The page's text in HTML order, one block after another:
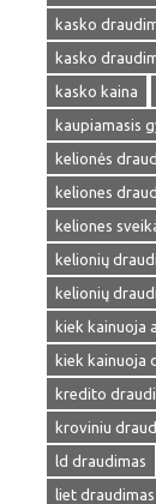
kasko
kasko
kasko kaina
kaupiamasis
kelionės
keliones
keliones
kelionių
kelionių
kiek kainuoja
kiek kainuoja
kredito
kroviniu
ld draudimas
liet draudimas